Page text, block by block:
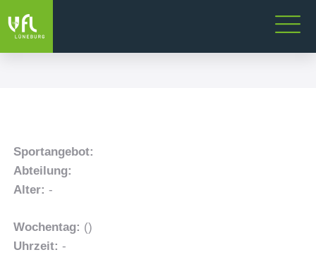
Sportangebot:
Abteilung:
Alter: -
Wochentag: ()
Uhrzeit: -